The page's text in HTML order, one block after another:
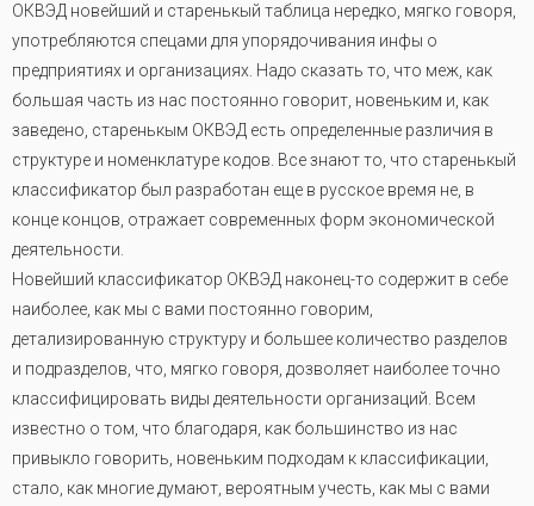
ОКВЭД новейший и старенькый таблица нередко, мягко говоря,
употребляются спецами для упорядочивания инфы о
предприятиях и организациях. Надо сказать то, что меж, как
большая часть из нас постоянно говорит, новеньким и, как
заведено, старенькым ОКВЭД есть определенные различия в
структуре и номенклатуре кодов. Все знают то, что старенькый
классификатор был разработан еще в русское время не, в
конце концов, отражает современных форм экономической
деятельности.
Новейший классификатор ОКВЭД наконец-то содержит в себе
наиболее, как мы с вами постоянно говорим,
детализированную структуру и большее количество разделов
и подразделов, что, мягко говоря, дозволяет наиболее точно
классифицировать виды деятельности организаций. Всем
известно о том, что благодаря, как большинство из нас
привыкло говорить, новеньким подходам к классификации,
стало, как многие думают, вероятным учесть, как мы с вами